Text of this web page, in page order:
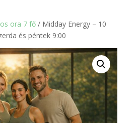
ora 7 fő/ Midday Energy – 10
és péntek 9:00